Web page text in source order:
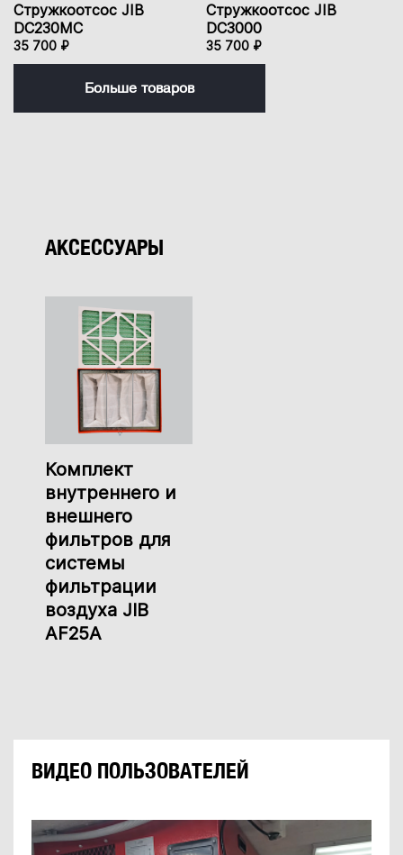
Стружкоотсос JIB
DC230MC
35 700 ₽
Стружкоотсос JIB
DC3000
35 700 ₽
Больше товаров
АКСЕССУАРЫ
Комплект
внутреннего и
внешнего
фильтров для
системы
фильтрации
воздуха JIB
AF25A
ВИДЕО ПОЛЬЗОВАТЕЛЕЙ